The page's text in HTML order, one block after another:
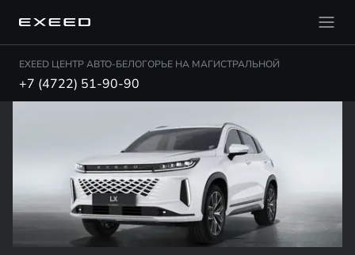
EXEED ЦЕНТР АВТО-БЕЛОГОРЬЕ НА МАГИСТРАЛЬНОЙ
+7 (4722) 51-90-90